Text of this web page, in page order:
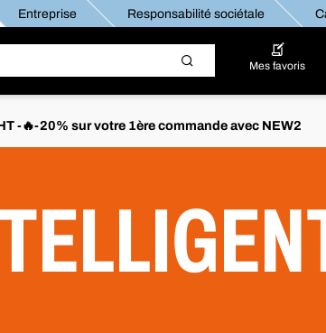
Entreprise Responsabilité sociétale
Mes favoris
-🔥-20% sur votre 1ère commande avec NEW2